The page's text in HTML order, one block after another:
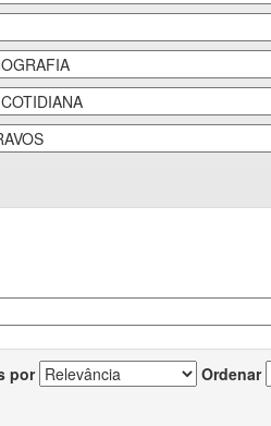
por Ordenar